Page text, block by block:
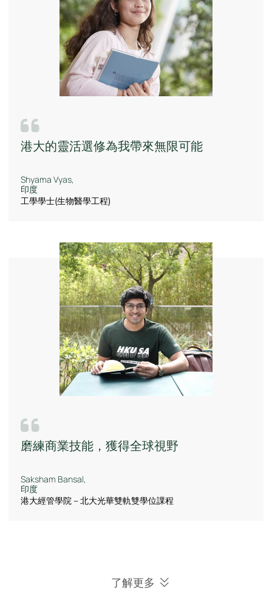
港大的靈活選修為我帶來無限可能
Shyama Vyas,
印度
工學學士(生物醫學工程)
磨練商業技能，獲得全球視野
Saksham Bansal,
印度
港大經管學院－北大光華雙軌雙學位課程
了解更多